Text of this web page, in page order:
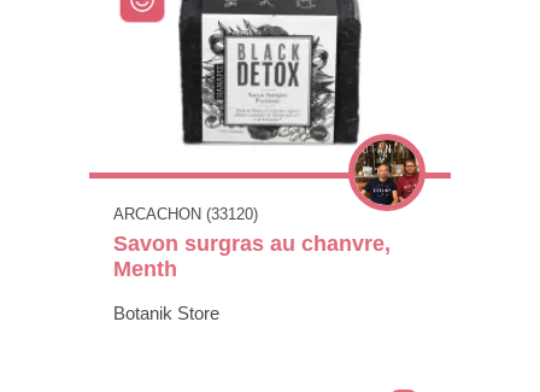
ARCACHON (33120)
Savon surgras au chanvre,
Menth
Botanik Store